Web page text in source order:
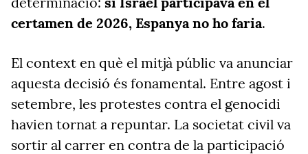
certamen de 2026, Espanya no ho faria.
El context en què el mitjà públic va anunciar
aquesta decisió és fonamental. Entre agost i
setembre, les protestes contra el genocidi
havien tornat a repuntar. La societat civil va
sortir al carrer en contra de la participació